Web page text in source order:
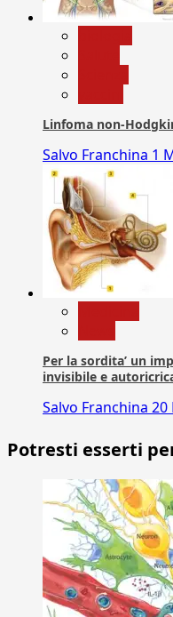
Linfoma non-
Salvo Franchina 1
Per la sordita’ un
invisibile e
Salvo Franchina 20
Potresti esserti